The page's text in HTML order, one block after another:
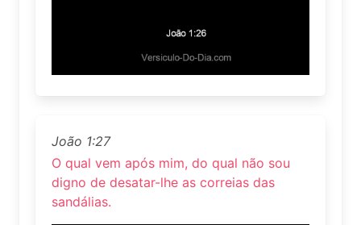
João 1:27
O qual vem após mim, do qual não sou
digno de desatar-lhe as correias das
sandálias.